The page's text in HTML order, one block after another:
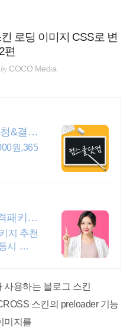
로딩 이미지 CSS로 변
편
byCOCO Media
&결제
원,365
패키지
지 추천
시 수강
용하는 블로그 스킨
스킨의 preloader 기능
미지를
관리홈